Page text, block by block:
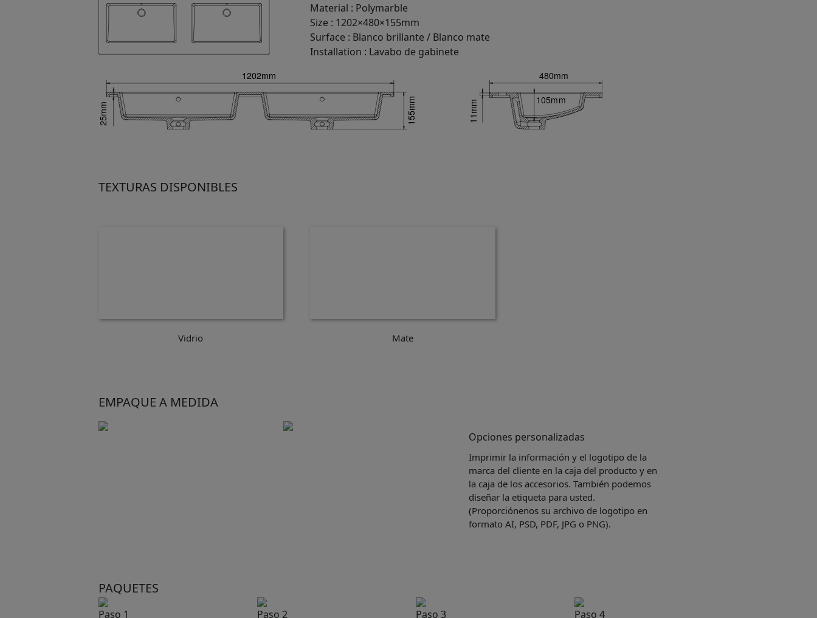
Material : Polymarble
Size : 1202×480×155mm
Surface : Blanco brillante / Blanco mate
Installation : Lavabo de gabinete
TEXTURAS DISPONIBLES
Vidrio Mate
EMPAQUE A MEDIDA
Opciones personalizadas
Imprimir la información y el logotipo de la
marca del cliente en la caja del producto y en
la caja de los accesorios. También podemos
diseñar la etiqueta para usted.
(Proporciónenos su archivo de logotipo en
formato AI, PSD, PDF, JPG o PNG).
PAQUETES
Paso 1 Paso 2 Paso 3 Paso 4